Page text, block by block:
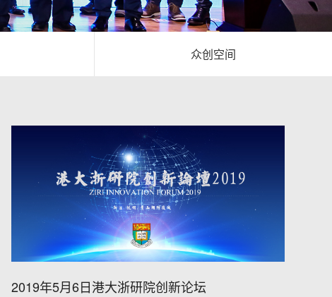
众创空间
2019年5月6日港大浙研院创新论坛